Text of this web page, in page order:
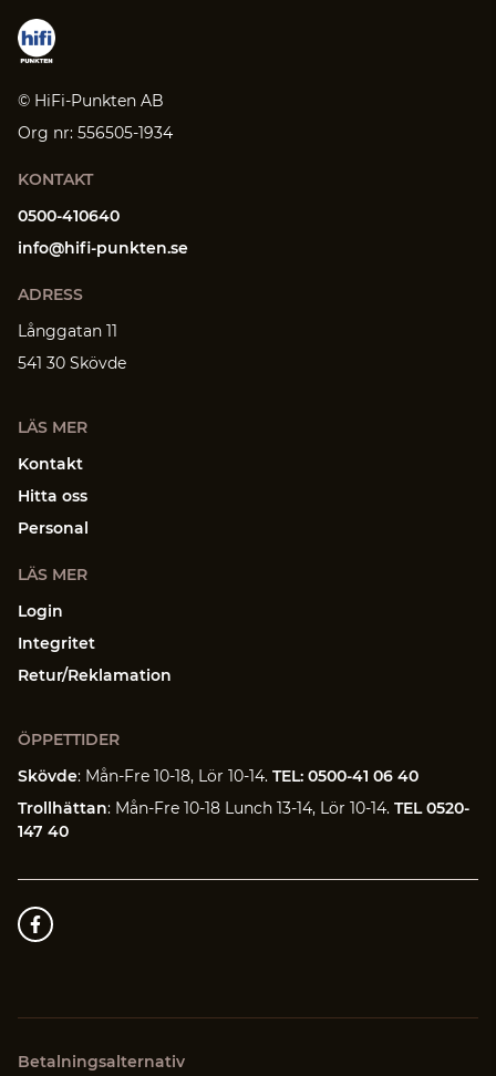
© HiFi-Punkten AB
Org nr: 556505-1934
KONTAKT
0500-410640
info@hifi-punkten.se
ADRESS
Långgatan 11
541 30 Skövde
LÄS MER
Kontakt
Hitta oss
Personal
LÄS MER
Login
Integritet
Retur/Reklamation
ÖPPETTIDER
Skövde: Mån-Fre 10-18, Lör 10-14. TEL: 0500-41 06 40
Trollhättan: Mån-Fre 10-18 Lunch 13-14, Lör 10-14. TEL 0520-
147 40
Betalningsalternativ